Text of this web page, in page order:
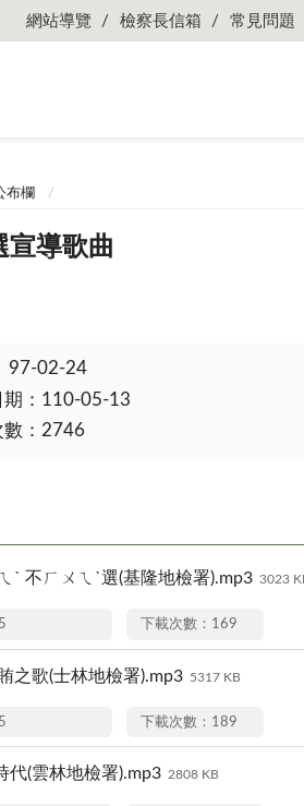
網站導覽 檢察長信箱 常見問題
布欄
宣導歌曲
97-02-24
期：110-05-13
數：2746
ˋ 不ㄏㄨㄟˋ選(基隆地檢署).mp3 3023
下載次數：169
之歌(士林地檢署).mp3 5317 KB
下載次數：189
代(雲林地檢署).mp3 2808 KB